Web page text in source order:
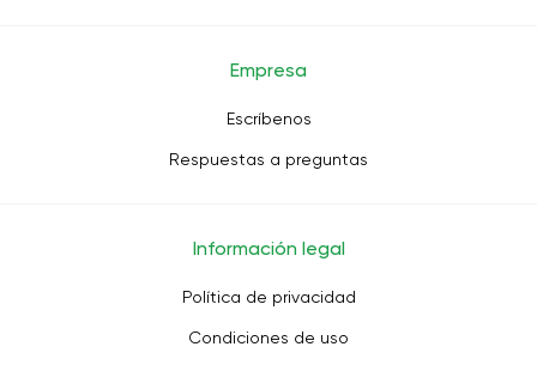
Empresa
Escríbenos
Respuestas a preguntas
Información legal
Política de privacidad
Condiciones de uso